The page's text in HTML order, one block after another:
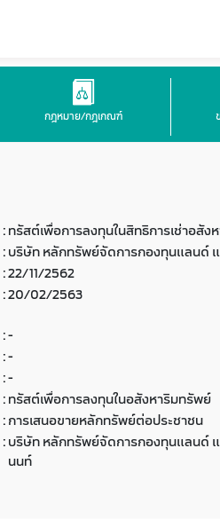
กฎหมาย/กฎเกณฑ์
:ทรัสต์เพื่อการลงทุนในสิทธิการเช่าอสัง
:บริษัท หลักทรัพย์จัดการกองทุนแลนด์
:22/11/2562
:20/02/2563
:-
:-
:-
:ทรัสต์เพื่อการลงทุนในอสังหาริมทรัพย์
:การเสนอขายหลักทรัพย์ต่อประชาชน
:บริษัท หลักทรัพย์จัดการกองทุนแลนด์ แ
นนท์